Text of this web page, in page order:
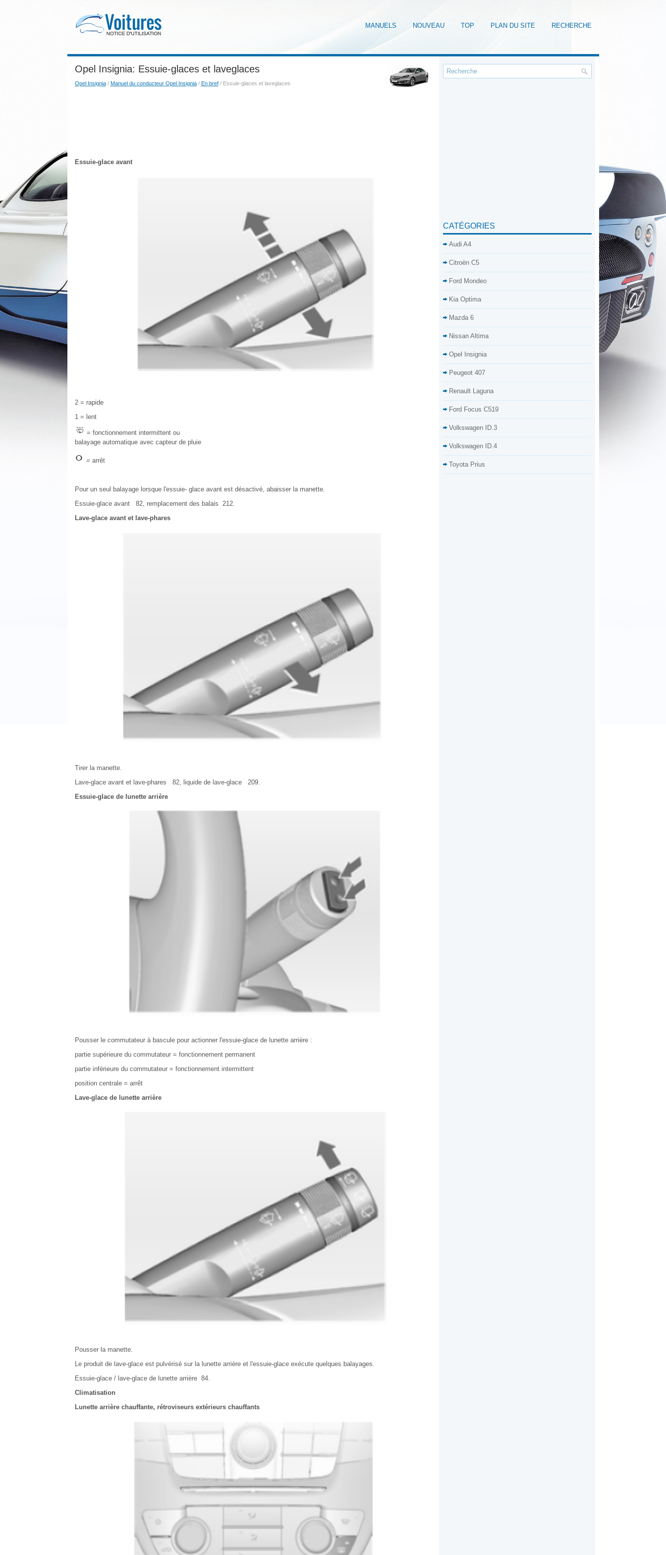
MANUELS NOUVEAU TOP PLAN DU SITE RECHERCHE
Opel Insignia: Essuie-glaces et laveglaces
Opel Insignia/ Manuel du conducteur Opel Insignia/ En bref/ Essuie-glaces et laveglaces
Essuie-glace avant
2 = rapide
1 = lent
= fonctionnement intermittent ou
balayage automatique avec capteur de pluie
= arrêt
Pour un seul balayage lorsque l'essuie- glace avant est désactivé, abaisser la manette.
Essuie-glace avant 82, remplacement des balais 212.
Lave-glace avant et lave-phares
Tirer la manette.
Lave-glace avant et lave-phares 82, liquide de lave-glace 209.
Essuie-glace de lunette arrière
Pousser le commutateur à bascule pour actionner l'essuie-glace de lunette arrière :
partie supérieure du commutateur = fonctionnement permanent
partie inférieure du commutateur = fonctionnement intermittent
position centrale = arrêt
Lave-glace de lunette arrière
Pousser la manette.
Le produit de lave-glace est pulvérisé sur la lunette arrière et l'essuie-glace exécute quelques balayages.
Essuie-glace / lave-glace de lunette arrière 84.
Climatisation
Lunette arrière chauffante, rétroviseurs extérieurs chauffants
CATÉGORIES
Audi A4
Citroën C5
Ford Mondeo
Kia Optima
Mazda 6
Nissan Altima
Opel Insignia
Peugeot 407
Renault Laguna
Ford Focus C519
Volkswagen ID.3
Volkswagen ID.4
Toyota Prius